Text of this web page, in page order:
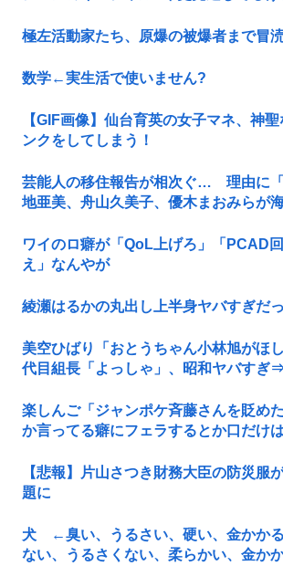
極左活動家たち、原爆の被爆者まで冒
数学←実生活で使いません?
【GIF画像】仙台育英の女子マネ、神
ンクをしてしまう！
芸能人の移住報告が相次ぐ… 理由に
地亜美、舟山久美子、優木まおみらが
ワイのロ癖が「QoL上げろ」「PCAD
え」なんやが
綾瀬はるかの丸出し上半身ヤバすぎだ
美空ひばり「おとうちゃん小林旭がほ
代目組長「よっしゃ」、昭和ヤバすぎ⇒
楽しんご「ジャンポケ斉藤さんを貶め
か言ってる癖にフェラするとか口だけ
【悲報】片山さつき財務大臣の防災服
題に
犬 ←臭い、うるさい、硬い、金
ない、うるさくない、柔らかい、金か